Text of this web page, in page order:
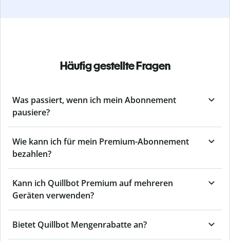
Häufig gestellte Fragen
Was passiert, wenn ich mein Abonnement
pausiere?
Wie kann ich für mein Premium-Abonnement
bezahlen?
Kann ich Quillbot Premium auf mehreren
Geräten verwenden?
Bietet Quillbot Mengenrabatte an?